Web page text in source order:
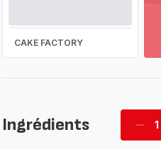
CAKE FACTORY
la
Ingrédients